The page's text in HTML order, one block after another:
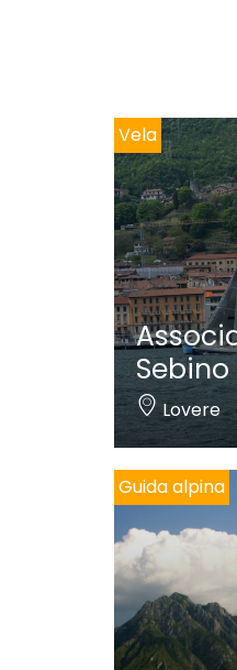
Vela
Sebino
Lovere
Guida alpina